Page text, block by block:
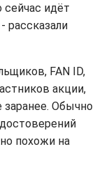
идёт
рассказали
FAN ID,
акции,
заранее. Обычно
похожи на